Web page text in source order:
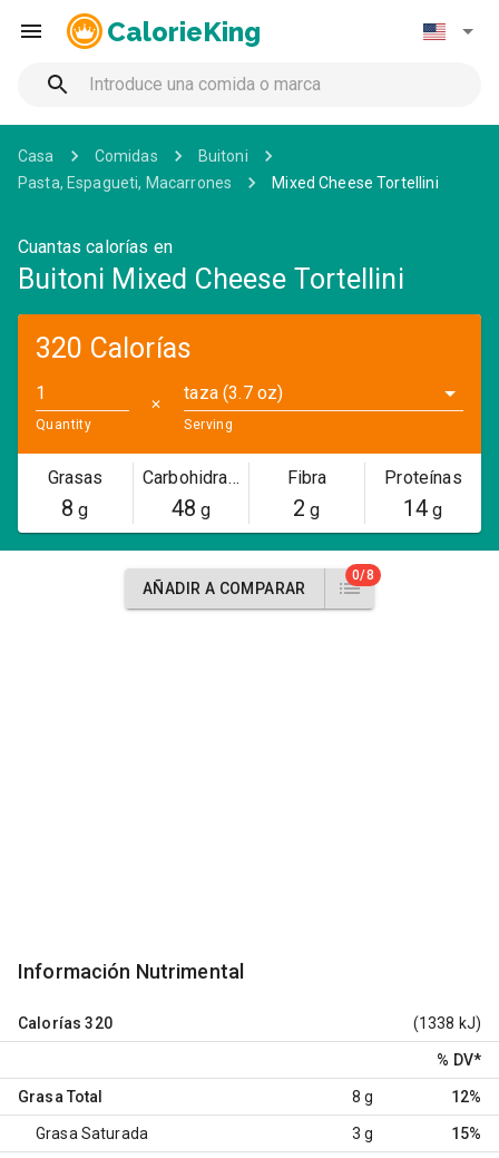
CalorieKing
Casa Comidas
Buitoni
Pasta, Espagueti, Macarrones
Mixed Cheese Tortellini
Cuantas calorías en
Buitoni Mixed Cheese Tortellini
320 Calorías
Quantity
✕
taza (3.7 oz)
Serving
Grasas
8 g
Carbohidratos
48 g
Fibra
2 g
Proteínas
14 g
AÑADIR A COMPARAR
0/8
Información Nutrimental
Calorías 320 (1338 kJ)
% DV*
Grasa Total 8 g 12%
Grasa Saturada 3 g 15%